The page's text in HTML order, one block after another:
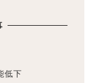
低下